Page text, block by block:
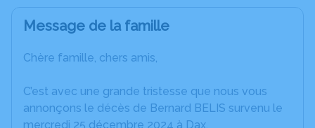
Message de la famille
Chère famille, chers amis,
C’est avec une grande tristesse que nous vous
annonçons le décès de Bernard BELIS survenu le
mercredi 25 décembre 2024 à Dax.